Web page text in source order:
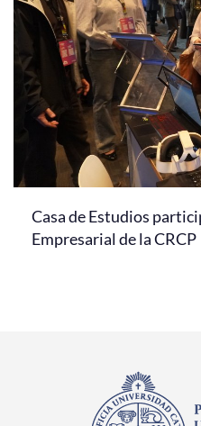
Casa de Estudios
Empresarial de la CRCP